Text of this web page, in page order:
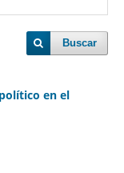
Buscar
en el